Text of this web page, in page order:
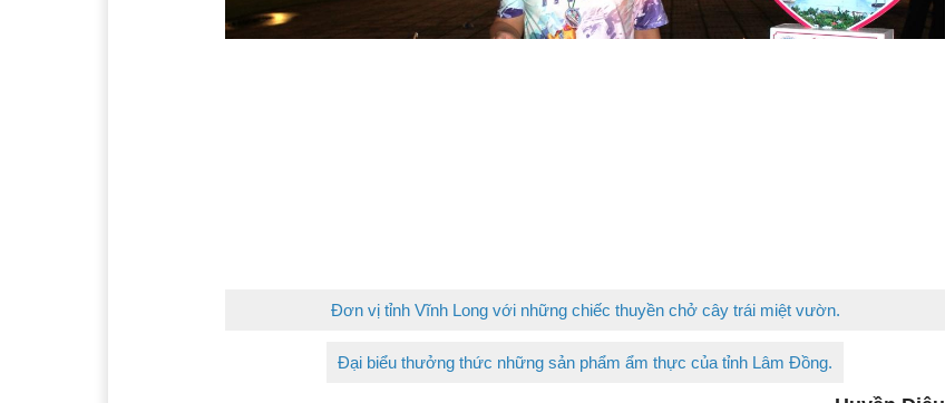
Đơn vị tỉnh Vĩnh Long với những chiếc thuyền chở cây trái miệt vườn.
Đại biểu thưởng thức những sản phẩm ẩm thực của tỉnh Lâm Đồng.